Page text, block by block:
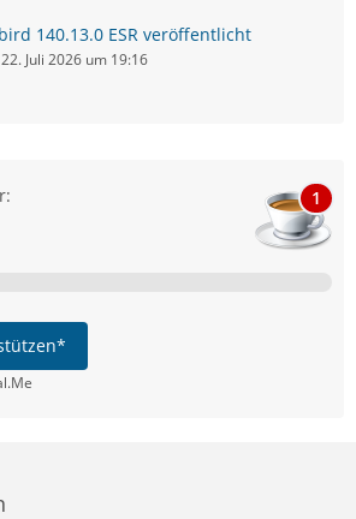
140.13.0 ESR veröffentlicht
22. Juli 2026 um 19:16
1